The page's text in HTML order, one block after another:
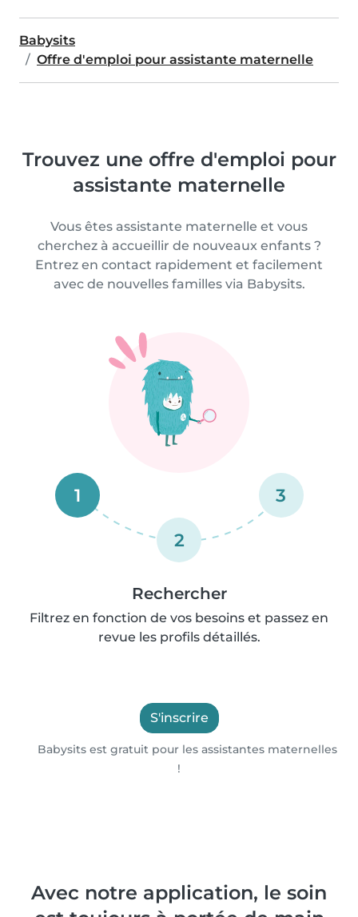
Babysits
Offre d'emploi pour assistante maternelle
Trouvez une offre d'emploi pour
assistante maternelle
Vous êtes assistante maternelle et vous
cherchez à accueillir de nouveaux enfants ?
Entrez en contact rapidement et facilement
avec de nouvelles familles via Babysits.
1
2
3
Rechercher
Filtrez en fonction de vos besoins et passez en
revue les profils détaillés.
S'inscrire
Babysits est gratuit pour les assistantes maternelles
!
Avec notre application, le soin